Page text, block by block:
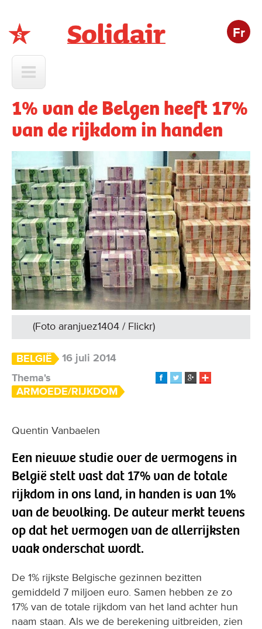
Fr
1% van de Belgen heeft 17%
van de rijkdom in handen
(Foto aranjuez1404 / Flickr)
BELGIË
16 juli 2014
Thema's
ARMOEDE/RIJKDOM
Quentin Vanbaelen
Een nieuwe studie over de vermogens in
België stelt vast dat 17% van de totale
rijkdom in ons land, in handen is van 1%
van de bevolking. De auteur merkt tevens
op dat het vermogen van de allerrijksten
vaak onderschat wordt.
De 1% rijkste Belgische gezinnen bezitten
gemiddeld 7 miljoen euro. Samen hebben ze zo
17% van de totale rijkdom van het land achter hun
naam staan. Als we de berekening uitbreiden, zien